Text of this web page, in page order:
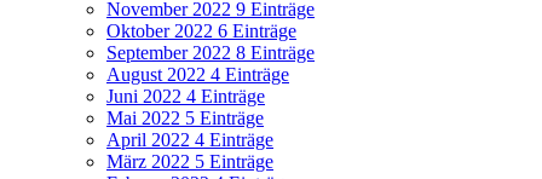
November 2022 9 Einträge
Oktober 2022 6 Einträge
September 2022 8 Einträge
August 2022 4 Einträge
Juni 2022 4 Einträge
Mai 2022 5 Einträge
April 2022 4 Einträge
März 2022 5 Einträge